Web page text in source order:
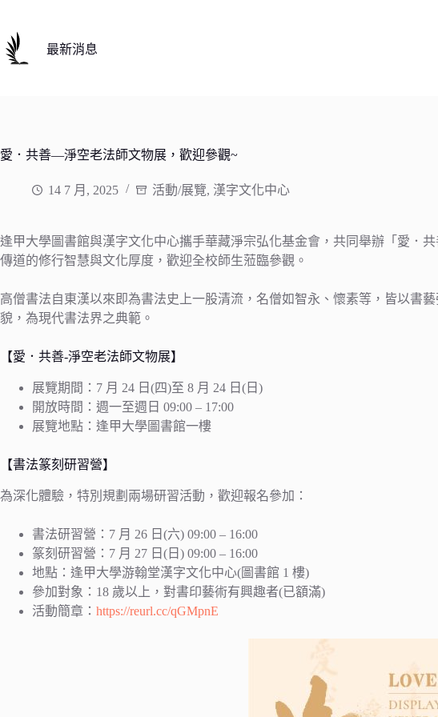
主
要
最新消息
愛．共善—淨空老法師文物展，歡迎參觀~
14 7 月, 2025 活動/展覽, 漢字文化中心
逢甲大學圖書館與漢字文化中心攜手華藏淨宗弘化基金會，共同舉辦「愛．
傳道的修行智慧與文化厚度，歡迎全校師生蒞臨參觀。
高僧書法自東漢以來即為書法史上一股清流，名僧如智永、懷素等，皆以書
貌，為現代書法界之典範。
【愛．共善-淨空老法師文物展】
展覽期間：7 月 24 日(四)至 8 月 24 日(日)
開放時間：週一至週日 09:00 – 17:00
展覽地點：逢甲大學圖書館一樓
【書法篆刻研習營】
為深化體驗，特別規劃兩場研習活動，歡迎報名參加：
書法研習營：7 月 26 日(六) 09:00 – 16:00
篆刻研習營：7 月 27 日(日) 09:00 – 16:00
地點：逢甲大學游翰堂漢字文化中心(圖書館 1 樓)
參加對象：18 歲以上，對書印藝術有興趣者(已額滿)
活動簡章： https://reurl.cc/qGMpnE